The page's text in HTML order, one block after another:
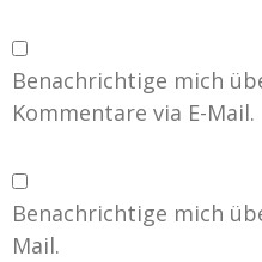
Benachrichtige mich
Kommentare via E-Mail.
Benachrichtige mich
Mail.